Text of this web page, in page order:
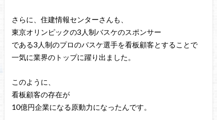
さらに、住建情報センターさんも、
東京オリンピックの3人制バスケのスポンサー
である3人制のプロのバスケ選手を看板顧客とすることで
一気に業界のトップに躍り出ました。
このように、
看板顧客の存在が
10億円企業になる原動力になったんです。